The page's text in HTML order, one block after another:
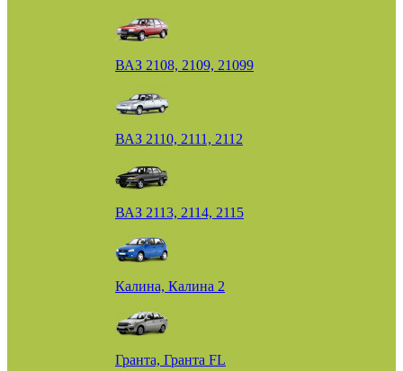
ВАЗ 2108, 2109, 21099
ВАЗ 2110, 2111, 2112
ВАЗ 2113, 2114, 2115
Калина, Калина 2
Гранта, Гранта FL